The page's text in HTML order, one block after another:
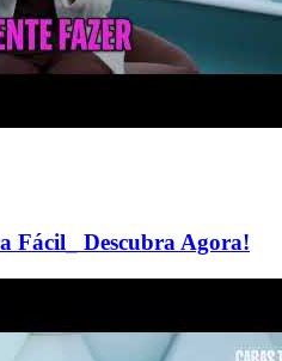
Fácil_ Descubra Agora!